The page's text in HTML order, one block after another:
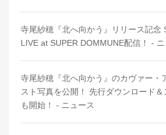
寺尾紗穂『北へ向かう』リリース記念
LIVE at SUPER DOMMUNE配信！ - ニ
寺尾紗穂『北へ向かう』のカヴァー・
スト写真を公開！ 先行ダウンロード
も開始！ - ニュース